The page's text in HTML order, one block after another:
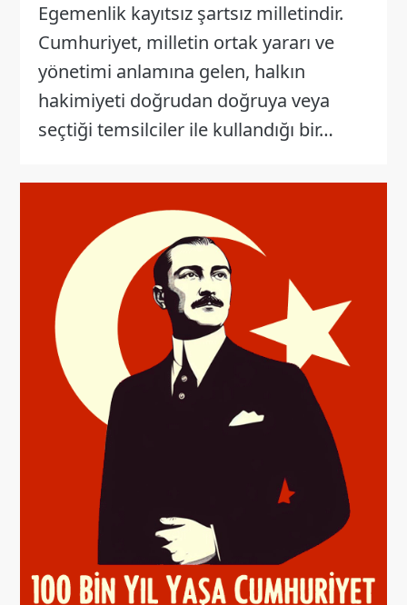
Egemenlik kayıtsız şartsız milletindir.
Cumhuriyet, milletin ortak yararı ve
yönetimi anlamına gelen, halkın
hakimiyeti doğrudan doğruya veya
seçtiği temsilciler ile kullandığı bir…